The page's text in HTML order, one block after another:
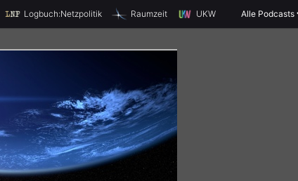
Logbuch:Netzpolitik Raumzeit UKW Alle Podcasts